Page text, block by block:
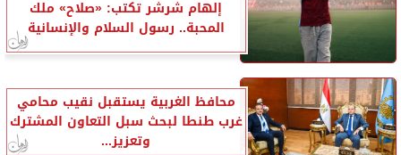
إلهام شرشر تكتب: «صلاح» ملك
المحبة.. رسول السلام والإنسانية
محافظ الغربية يستقبل نقيب محامي
غرب طنطا لبحث سبل التعاون المشترك
وتعزيز...